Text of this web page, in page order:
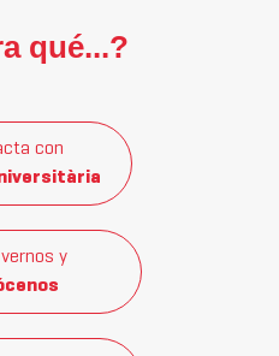
qué...?
con
y